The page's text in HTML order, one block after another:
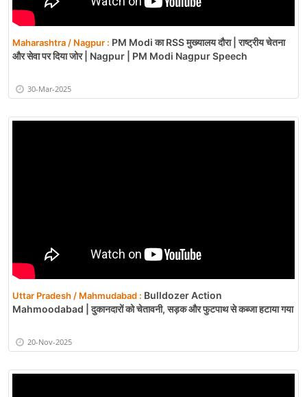
Maharashtra / Nagpur : PM Modi का RSS मुख्यालय दौरा | राष्ट्रीय चेतना
और सेवा पर दिया जोर | Nagpur | PM Modi Nagpur Speech
30-Mar-2025
Uttar Pradesh / Mahmudabad : Bulldozer Action
Mahmoodabad | दुकानदारों को चेतावनी, सड़क और फुटपाथ से कब्जा हटाया गया
20-Nov-2025